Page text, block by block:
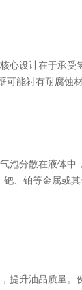
设计在于承受
能衬有耐腐蚀
分散在液体中
、铂等金属或
升油品质量。